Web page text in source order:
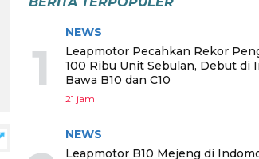
1
NEWS
Leapmotor Pecahkan Rekor
100 Ribu Unit Sebulan, Debut di
Bawa B10 dan C10
21 jam
NEWS
Leapmotor B10 Mejeng di